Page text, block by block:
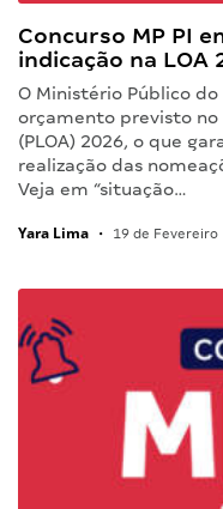
Concurso MP PI
indicação na LOA
O Ministério Público
orçamento previsto no
(PLOA) 2026, o que
realização das
Veja em “situação…
Yara Lima • 19 de Fevereiro